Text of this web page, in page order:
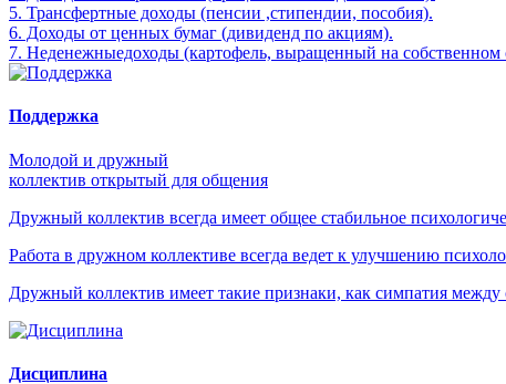
5. Трансфертные доходы (пенсии ,стипендии, пособия).
6. Доходы от ценных бумаг (дивиденд по акциям).
7. Неденежныедоходы (картофель, выращенный на собственном
Поддержка
Молодой и дружный
коллектив открытый для общения
Дружный коллектив всегда имеет общее стабильное
Работа в дружном коллективе всегда ведет к улучшению
Дружный коллектив имеет такие признаки, как симпатия
Дисциплина